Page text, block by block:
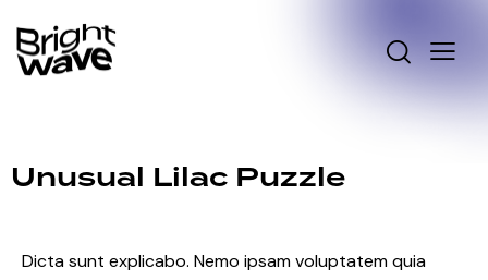
Unusual Lilac Puzzle
Dicta sunt explicabo. Nemo ipsam voluptatem quia